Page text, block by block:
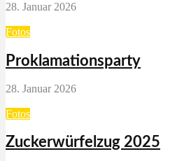
28. Januar 2026
Fotos
Proklamationsparty
28. Januar 2026
Fotos
Zuckerwürfelzug 2025